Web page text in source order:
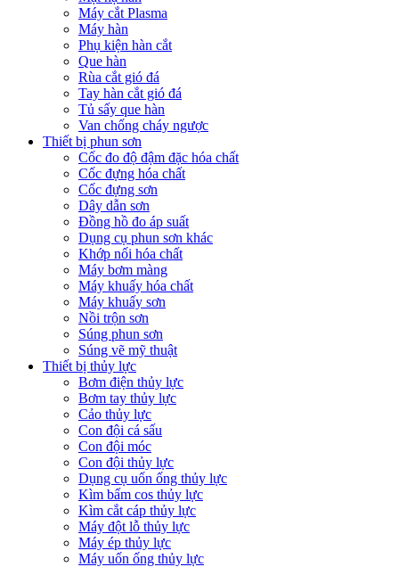
Máy cắt Plasma
Máy hàn
Phụ kiện hàn cắt
Que hàn
Rùa cắt gió đá
Tay hàn cắt gió đá
Tủ sấy que hàn
Van chống cháy ngược
Thiết bị phun sơn
Cốc đo độ đậm đặc hóa chất
Cốc đựng hóa chất
Cốc đựng sơn
Dây dẫn sơn
Đồng hồ đo áp suất
Dụng cụ phun sơn khác
Khớp nối hóa chất
Máy bơm màng
Máy khuấy hóa chất
Máy khuấy sơn
Nồi trộn sơn
Súng phun sơn
Súng vẽ mỹ thuật
Thiết bị thủy lực
Bơm điện thủy lực
Bơm tay thủy lực
Cảo thủy lực
Con đội cá sấu
Con đội móc
Con đội thủy lực
Dụng cụ uốn ống thủy lực
Kìm bấm cos thủy lực
Kìm cắt cáp thủy lực
Máy đột lỗ thủy lực
Máy ép thủy lực
Máy uốn ống thủy lực